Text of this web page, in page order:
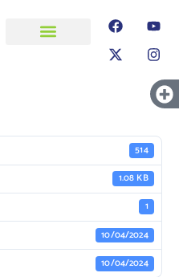
514
1.08 KB
1
10/04/2024
10/04/2024